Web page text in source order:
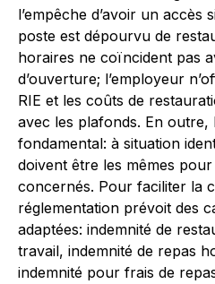
l’empêche d’avoir un accès
poste est dépourvu de
horaires ne coïncident pas
d’ouverture; l’employeur
RIE et les coûts de
avec les plafonds. En outre,
fondamental: à situation
doivent être les mêmes
concernés. Pour faciliter la
réglementation prévoit des
adaptées: indemnité de
travail, indemnité de repas
indemnité pour frais de